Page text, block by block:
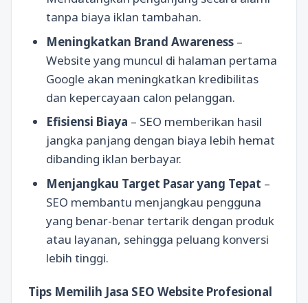
tanpa biaya iklan tambahan.
Meningkatkan Brand Awareness–
Website yang muncul di halaman pertama
Google akan meningkatkan kredibilitas
dan kepercayaan calon pelanggan.
Efisiensi Biaya – SEO memberikan hasil
jangka panjang dengan biaya lebih hemat
dibanding iklan berbayar.
Menjangkau Target Pasar yang Tepat –
SEO membantu menjangkau pengguna
yang benar-benar tertarik dengan produk
atau layanan, sehingga peluang konversi
lebih tinggi.
Tips Memilih Jasa SEO Website Profesional